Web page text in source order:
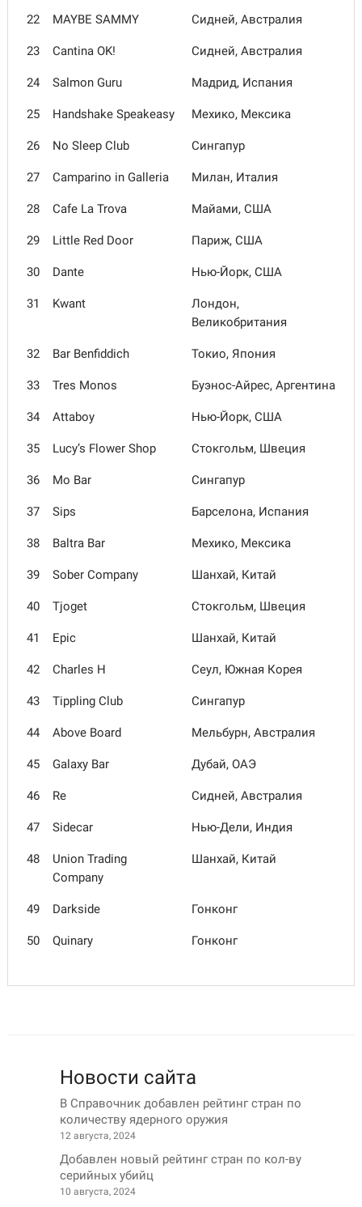
22 MAYBE SAMMY Сидней, Австралия
23 Cantina OK! Сидней, Австралия
24 Salmon Guru Мадрид, Испания
25 Handshake Speakeasy Мехико, Мексика
26 No Sleep Club Сингапур
27 Camparino in Galleria Милан, Италия
28 Cafe La Trova Майами, США
29 Little Red Door Париж, США
30 Dante Нью-Йорк, США
31 Kwant
Лондон,
Великобритания
32 Bar Benfiddich Токио, Япония
33 Tres Monos Буэнос-Айрес, Аргентина
34 Attaboy Нью-Йорк, США
35 Lucy’s Flower Shop Стокгольм, Швеция
36 Mo Bar Сингапур
37 Sips Барселона, Испания
38 Baltra Bar Мехико, Мексика
39 Sober Company Шанхай, Китай
40 Tjoget Стокгольм, Швеция
41 Epic Шанхай, Китай
42 Charles H Сеул, Южная Корея
43 Tippling Club Сингапур
44 Above Board Мельбурн, Австралия
45 Galaxy Bar Дубай, ОАЭ
46 Re Сидней, Австралия
47 Sidecar Нью-Дели, Индия
48
Union Trading
Company
Шанхай, Китай
49 Darkside Гонконг
50 Quinary Гонконг
Новости сайта
В Справочник добавлен рейтинг стран по
количеству ядерного оружия
12 августа, 2024
Добавлен новый рейтинг стран по кол-ву
серийных убийц
10 августа, 2024